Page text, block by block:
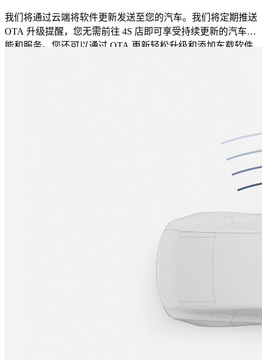
我们将通过云端将软件更新发送至您的汽车。我们将定期推送
OTA 升级提醒，您无需前往 4S 店即可享受持续更新的汽车功
能和服务。您还可以通过 OTA 更新轻松升级和添加车载软件